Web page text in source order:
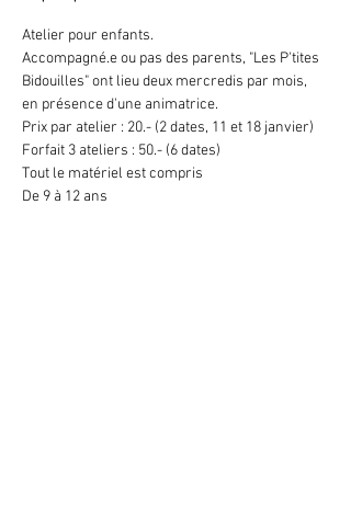
Atelier pour enfants.
Accompagné.e ou pas des parents, "Les P'tites
Bidouilles" ont lieu deux mercredis par mois,
en présence d'une animatrice.
Prix par atelier : 20.- (2 dates, 11 et 18 janvier)
Forfait 3 ateliers : 50.- (6 dates)
Tout le matériel est compris
De 9 à 12 ans